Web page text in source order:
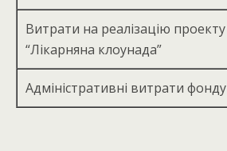
Витрати на реалізацію проекту
“Лікарняна клоунада”
Адміністративні витрати фонду